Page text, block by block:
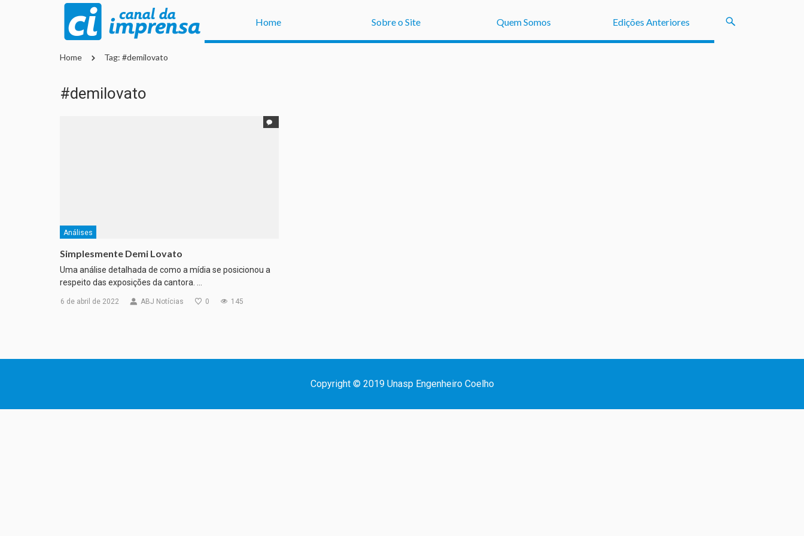
Home Sobre o Site Quem Somos Edições Anteriores
Home Tag: #demilovato
#demilovato
Análises
Simplesmente Demi Lovato
Uma análise detalhada de como a mídia se posicionou a
respeito das exposições da cantora. …
6 de abril de 2022 ABJ Notícias 0 145
Copyright © 2019 Unasp Engenheiro Coelho